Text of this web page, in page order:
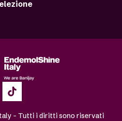
– Tutti i diritti sono riservati